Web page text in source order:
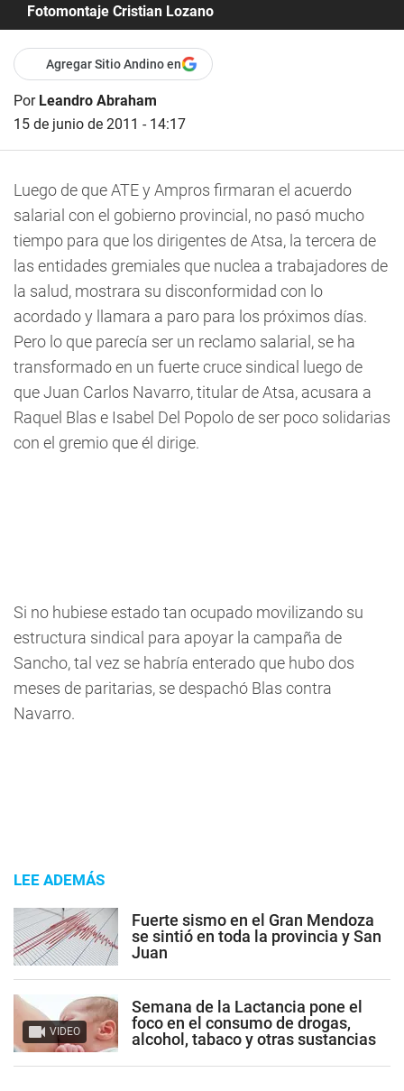
Fotomontaje Cristian Lozano
Agregar Sitio Andino en
Por Leandro Abraham
15 de junio de 2011 - 14:17
Luego de que ATE y Ampros firmaran el acuerdo
salarial con el gobierno provincial, no pasó mucho
tiempo para que los dirigentes de Atsa, la tercera de
las entidades gremiales que nuclea a trabajadores de
la salud, mostrara su disconformidad con lo
acordado y llamara a paro para los próximos días.
Pero lo que parecía ser un reclamo salarial, se ha
transformado en un fuerte cruce sindical luego de
que Juan Carlos Navarro, titular de Atsa, acusara a
Raquel Blas e Isabel Del Popolo de ser poco solidarias
con el gremio que él dirige.
Si no hubiese estado tan ocupado movilizando su
estructura sindical para apoyar la campaña de
Sancho, tal vez se habría enterado que hubo dos
meses de paritarias, se despachó Blas contra
Navarro.
LEE ADEMÁS
Fuerte sismo en el Gran Mendoza
se sintió en toda la provincia y San
Juan
VIDEO
Semana de la Lactancia pone el
foco en el consumo de drogas,
alcohol, tabaco y otras sustancias